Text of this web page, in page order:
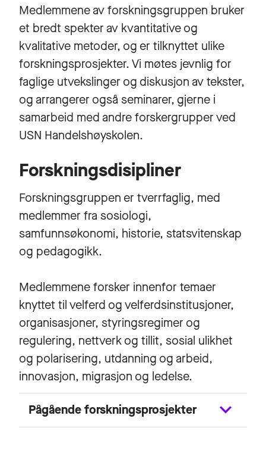
Medlemmene av forskningsgruppen bruker
et bredt spekter av kvantitative og
kvalitative metoder, og er tilknyttet ulike
forskningsprosjekter. Vi møtes jevnlig for
faglige utvekslinger og diskusjon av tekster,
og arrangerer også seminarer, gjerne i
samarbeid med andre forskergrupper ved
USN Handelshøyskolen.
Forskningsdisipliner
Forskningsgruppen er tverrfaglig, med
medlemmer fra sosiologi,
samfunnsøkonomi, historie, statsvitenskap
og pedagogikk.
Medlemmene forsker innenfor temaer
knyttet til velferd og velferdsinstitusjoner,
organisasjoner, styringsregimer og
regulering, nettverk og tillit, sosial ulikhet
og polarisering, utdanning og arbeid,
innovasjon, migrasjon og ledelse.
Pågående forskningsprosjekter